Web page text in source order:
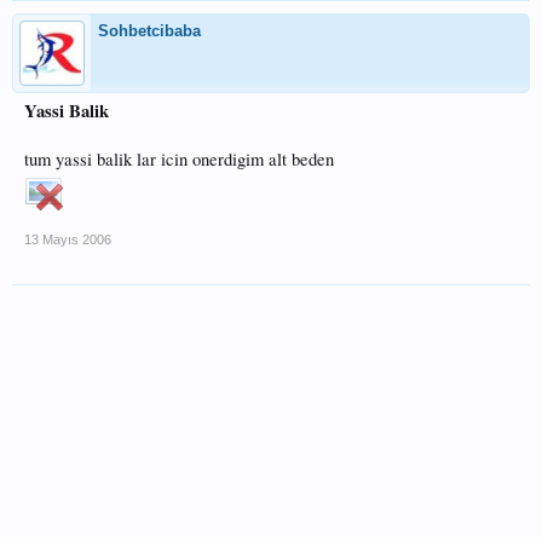
Sohbetcibaba
Yassi Balik
tum yassi balik lar icin onerdigim alt beden
13 Mayıs 2006